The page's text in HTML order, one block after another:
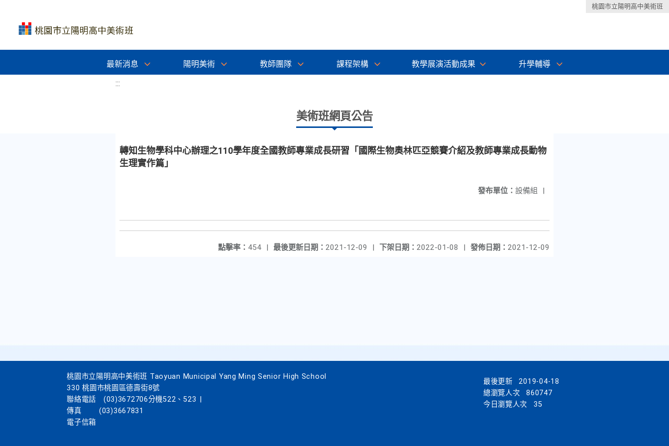
桃園市立陽明高中美術班
最新消息 陽明美術 教師團隊 課程架構 教學展演活動成果 升學輔導
:::
美術班網頁公告
轉知生物學科中心辦理之110學年度全國教師專業成長研習「國際生物奧林匹亞競賽介紹及教師專業成長動物
生理實作篇」
發布單位： 設備組 |
發佈日期： 2021-12-09
下架日期： 2022-01-08 |
最後更新日期： 2021-12-09 |
點擊率： 454 |
桃園市立陽明高中美術班 Taoyuan Municipal Yang Ming Senior High School
330 桃園市桃園區德壽街8號
聯絡電話
(03)3672706分機522、523
傳真
(03)3667831
電子信箱
最後更新
2019-04-18
總瀏覽人次
860747
今日瀏覽人次
35